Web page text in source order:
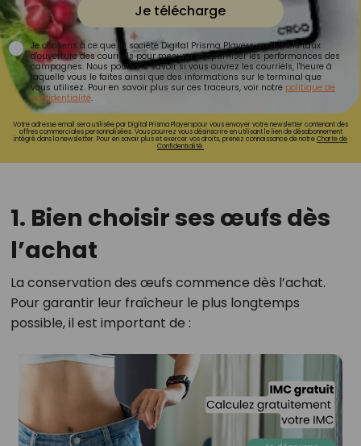
Je télécharge
Je consens à ce que la société Digital Prisma Players analyse le taux
d'ouverture des courriels pour mesurer et optimiser les performances des
campagnes. Nous pourrons savoir si vous ouvrez les courriels, l'heure à
laquelle vous le faites ainsi que des informations sur le terminal que
vous utilisez. Pour en savoir plus sur ces traceurs, voir notre politique de
confidentialité.
Votre adresse email sera utilisée par Digital Prisma Playerspour vous envoyer votre newsletter contenant des
offres commerciales personnalisées. Vous pourrez vous désinscrire en utilisant le lien de désabonnement
intégré dans la newsletter. Pour en savoir plus et exercer vos droits, prenez connaissance de notreCharte de
Confidentialité.
1. Bien choisir ses œufs dès
l’achat
La conservation des œufs commence dès l’achat.
Pour garantir leur fraîcheur le plus longtemps
possible, il est important de :